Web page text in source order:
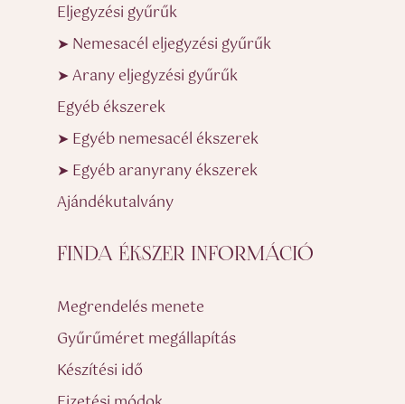
Eljegyzési gyűrűk
➤ Nemesacél eljegyzési gyűrűk
➤ Arany eljegyzési gyűrűk
Egyéb ékszerek
➤ Egyéb nemesacél ékszerek
➤ Egyéb aranyrany ékszerek
Ajándékutalvány
FINDA ÉKSZER INFORMÁCIÓ
Megrendelés menete
Gyűrűméret megállapítás
Készítési idő